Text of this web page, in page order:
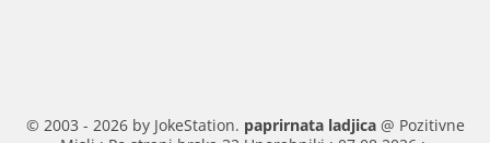
© 2003 - 2026 by JokeStation. paprirnata ladjica@ Pozitivne